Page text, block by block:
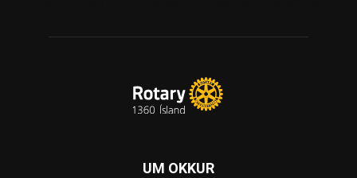
UM OKKUR